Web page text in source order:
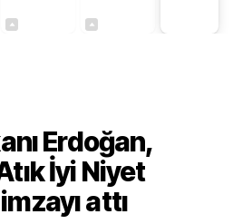
Erdoğan,
İyi Niyet
attı